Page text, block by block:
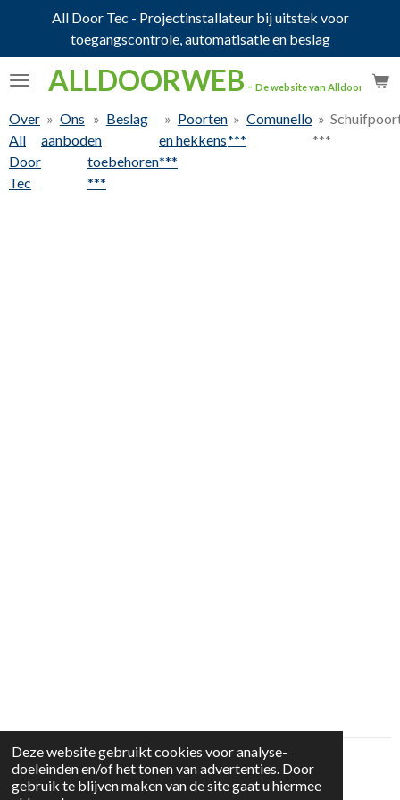
Deze website gebruikt cookies voor analyse-
doeleinden en/of het tonen van advertenties. Door
gebruik te blijven maken van de site gaat u hiermee
naar
de
ALLDOORWEB - De website van Alldoortec.
All Door Tec - Projectinstallateur bij uitstek voor
toegangscontrole, automatisatie en beslag
Over
All
Door
Tec
» Ons
aanbod
» Beslag
en
toebehoren
***
» Poorten
en hekkens
***
» Comunello
***
»
***
Privacyverklaring All Door Tec NV
© 2023 - 2026 Alldoorweb